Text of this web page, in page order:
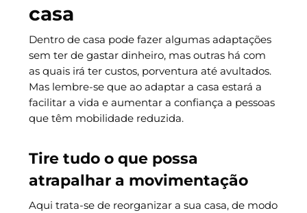
casa
Dentro de casa pode fazer algumas adaptações
sem ter de gastar dinheiro, mas outras há com
as quais irá ter custos, porventura até avultados.
Mas lembre-se que ao adaptar a casa estará a
facilitar a vida e aumentar a confiança a pessoas
que têm mobilidade reduzida.
Tire tudo o que possa
atrapalhar a movimentação
Aqui trata-se de reorganizar a sua casa, de modo